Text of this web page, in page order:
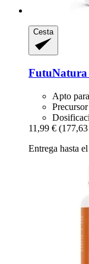
Cesta
FutuNatura
Apto
11,99 €
Entrega hasta